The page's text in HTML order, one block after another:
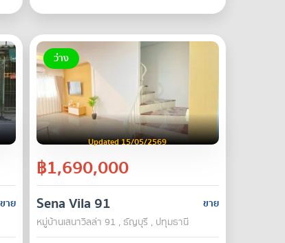
ขาย
ว่าง
Updated 15/05/2569
฿1,690,000
ขาย
Sena Vila 91
หมู่บ้านเสนาวิลล่า 91 , ธัญบุรี , ปทุมธานี